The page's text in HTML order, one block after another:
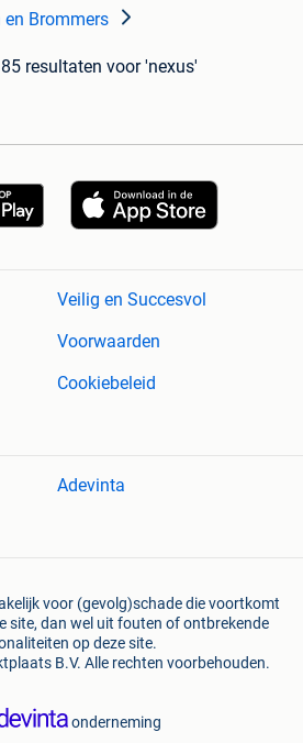
en Brommers
resultaten voor 'nexus'
Veilig en Succesvol
Voorwaarden
Cookiebeleid
Adevinta
voor (gevolg)schade die voortkomt
site, dan wel uit fouten of ontbrekende
op deze site.
B.V. Alle rechten voorbehouden.
onderneming